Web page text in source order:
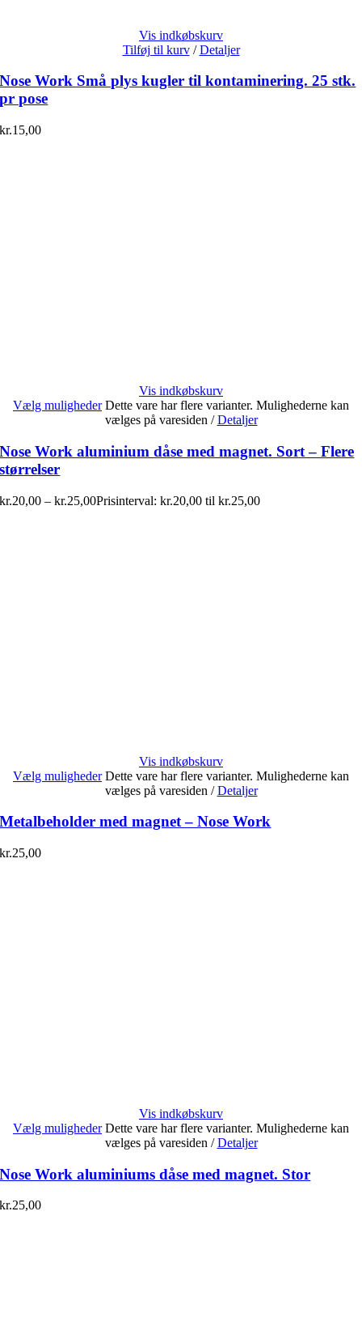
Vis indkøbskurv
Tilføj til kurv / Detaljer
Nose Work Små plys kugler til kontaminering. 25 stk.
pr pose
kr.15,00
Vis indkøbskurv
Vælg muligheder Dette vare har flere varianter. Mulighederne kan
vælges på varesiden / Detaljer
Nose Work aluminium dåse med magnet. Sort – Flere
størrelser
kr.20,00 – kr.25,00Prisinterval: kr.20,00 til kr.25,00
Vis indkøbskurv
Vælg muligheder Dette vare har flere varianter. Mulighederne kan
vælges på varesiden / Detaljer
Metalbeholder med magnet – Nose Work
kr.25,00
Vis indkøbskurv
Vælg muligheder Dette vare har flere varianter. Mulighederne kan
vælges på varesiden / Detaljer
Nose Work aluminiums dåse med magnet. Stor
kr.25,00